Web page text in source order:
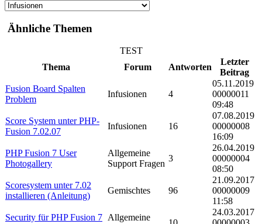
Ähnliche Themen
TEST
Thema
Forum Antworten
Letzter
Beitrag
Fusion Board Spalten
Problem
Infusionen 4
05.11.2019
00000011
09:48
Score System unter PHP-
Fusion 7.02.07
Infusionen 16
07.08.2019
00000008
16:09
PHP Fusion 7 User
Photogallery
Allgemeine
Support Fragen
3
26.04.2019
00000004
08:50
Scoresystem unter 7.02
installieren (Anleitung)
Gemischtes 96
21.09.2017
00000009
11:58
Security für PHP Fusion 7 Allgemeine
24.03.2017